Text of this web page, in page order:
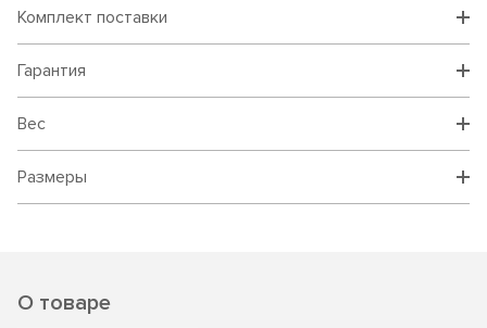
Комплект поставки
Гарантия
Вес
Размеры
О товаре